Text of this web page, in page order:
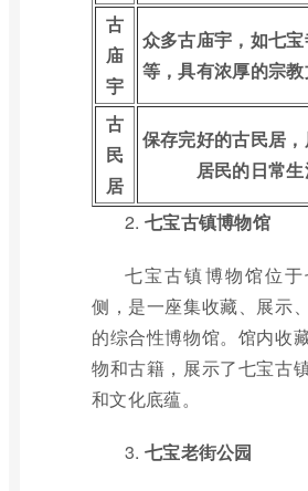
古
庙
宇
众多古庙宇，如七
等，具有浓厚的宗教
古
民
居
保存完好的古民居
居民的日常生
2. 七宝古镇博物馆
七宝古镇博物馆位
侧，是一座集收藏、展示
的综合性博物馆。馆内收
物和古籍，展示了七宝古
和文化底蕴。
3. 七宝老街公园